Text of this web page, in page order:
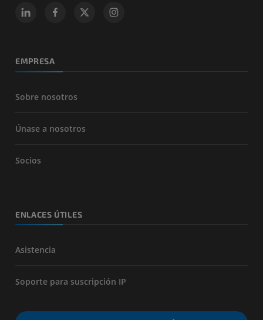
EMPRESA
Sobre nosotros
Únase a nosotros
Socios
ENLACES ÚTILES
Asistencia
Soporte para suscripción IP